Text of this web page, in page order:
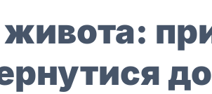
живота: